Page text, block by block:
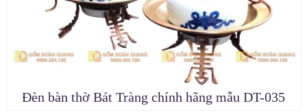
Đèn bàn thờ Bát Tràng chính hãng mẫu DT-035